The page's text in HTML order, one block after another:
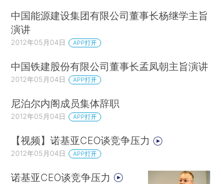
中国能源建设集团有限公司董事长杨继学主旨
演讲
2012年05月04日 APP打开
中国铁建股份有限公司董事长孟凤朝主旨演讲
2012年05月04日 APP打开
尼泊尔内阁成员集体辞职
2012年05月04日 APP打开
【视频】诺基亚CEO谈竞争压力
2012年05月04日 APP打开
诺基亚CEO谈竞争压力